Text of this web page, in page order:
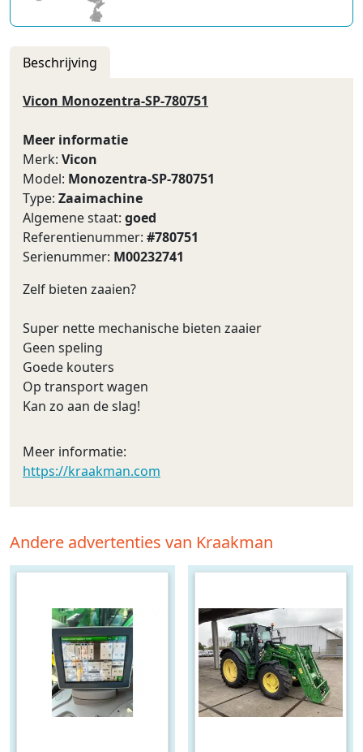
Beschrijving
Vicon Monozentra-SP-780751
Meer informatie
Merk: Vicon
Model: Monozentra-SP-780751
Type: Zaaimachine
Algemene staat: goed
Referentienummer: #780751
Serienummer: M00232741
Zelf bieten zaaien?
Super nette mechanische bieten zaaier
Geen speling
Goede kouters
Op transport wagen
Kan zo aan de slag!
Meer informatie:
https://kraakman.com
Andere advertenties van Kraakman